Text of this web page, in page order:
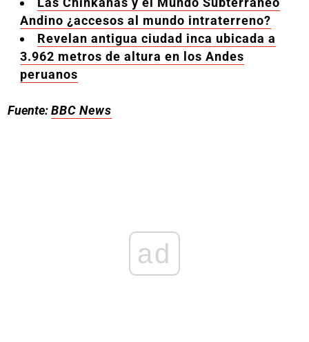
Andino ¿accesos al mundo intraterreno?
Revelan antigua ciudad inca ubicada a
3.962 metros de altura en los Andes
peruanos
Fuente: BBC News
ad